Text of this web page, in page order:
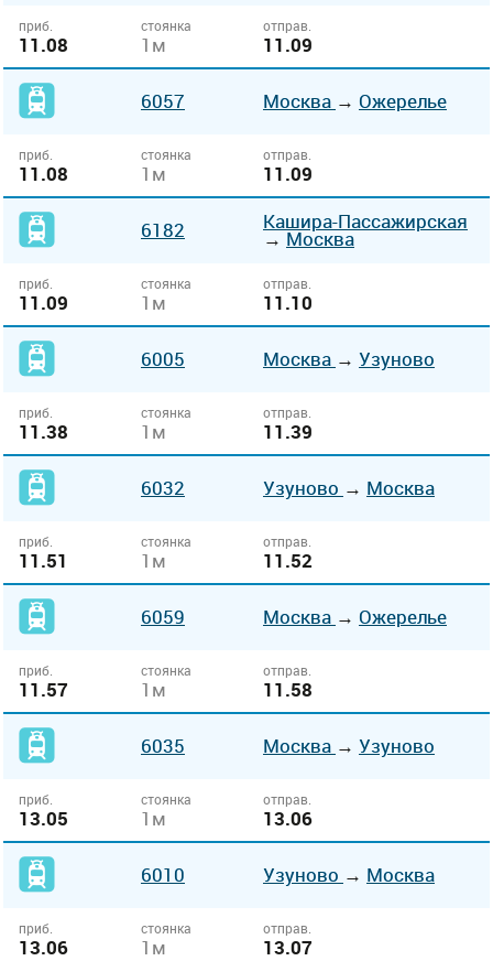
приб.
11.08
стоянка
1м
отправ.
11.09
6057 Москва → Ожерелье
приб.
11.08
стоянка
1м
отправ.
11.09
6182 Кашира-Пассажирская
→Москва
приб.
11.09
стоянка
1м
отправ.
11.10
6005 Москва → Узуново
приб.
11.38
стоянка
1м
отправ.
11.39
6032 Узуново → Москва
приб.
11.51
стоянка
1м
отправ.
11.52
6059 Москва → Ожерелье
приб.
11.57
стоянка
1м
отправ.
11.58
6035 Москва → Узуново
приб.
13.05
стоянка
1м
отправ.
13.06
6010 Узуново → Москва
приб.
13.06
стоянка
1м
отправ.
13.07